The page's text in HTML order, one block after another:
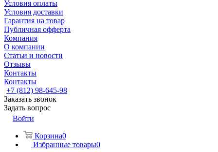
Условия оплаты
Условия доставки
Гарантия на товар
Публичная офферта
Компания
О компании
Статьи и новости
Отзывы
Контакты
Контакты
+7 (812) 98-645-98
Заказать звонок
Задать вопрос
Войти
Корзина0
Избранные товары0